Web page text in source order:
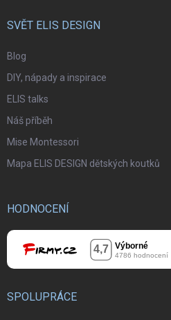
SVĚT ELIS DESIGN
Blog
DIY, nápady a inspirace
ELIS talks
Náš příběh
Mise Montessori
Mapa ELIS DESIGN dětských koutků
HODNOCENÍ
SPOLUPRÁCE